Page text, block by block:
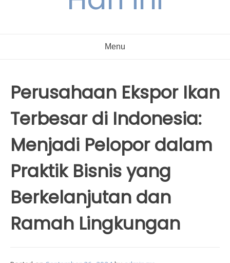
Menu
Perusahaan Ekspor Ikan
Terbesar di Indonesia:
Menjadi Pelopor dalam
Praktik Bisnis yang
Berkelanjutan dan
Ramah Lingkungan